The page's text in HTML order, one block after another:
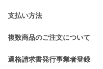
支払い方法
複数商品のご注文について
適格請求書発行事業者登録